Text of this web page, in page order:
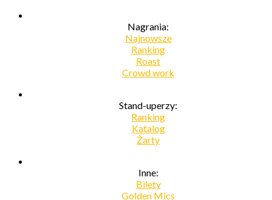
Nagrania:
Najnowsze
Ranking
Roast
Crowd work
Stand-uperzy:
Ranking
Katalog
Żarty
Inne:
Bilety
Golden Mics